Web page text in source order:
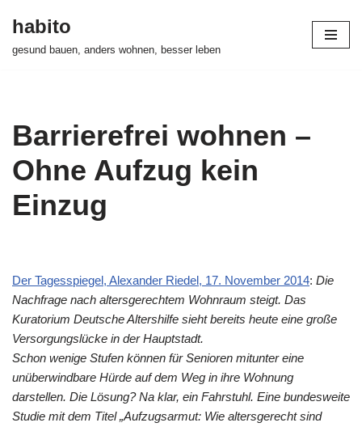
habito
gesund bauen, anders wohnen, besser leben
Barrierefrei wohnen –
Ohne Aufzug kein
Einzug
Der Tagesspiegel, Alexander Riedel, 17. November 2014: Die
Nachfrage nach altersgerechtem Wohnraum steigt. Das
Kuratorium Deutsche Altershilfe sieht bereits heute eine große
Versorgungslücke in der Hauptstadt.
Schon wenige Stufen können für Senioren mitunter eine
unüberwindbare Hürde auf dem Weg in ihre Wohnung
darstellen. Die Lösung? Na klar, ein Fahrstuhl. Eine bundesweite
Studie mit dem Titel „Aufzugsarmut: Wie altersgerecht sind